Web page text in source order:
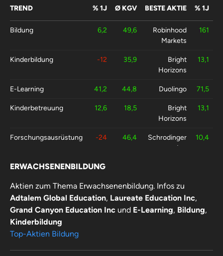
TREND % 1J Ø KGV BESTE AKTIE % 1J
Bildung 6,2 49,6
Robinhood
Markets
161
Kinderbildung -12 35,9
Bright
Horizons
13,1
E-Learning 41,2 44,8 Duolingo 71,5
Kinderbetreuung 12,6 18,5
Bright
Horizons
13,1
Forschungsausrüstung -24 46,4
Schrodinger
Inc
10,4
Interaktive
10,3
ERWACHSENENBILDUNG
Aktien zum Thema Erwachsenenbildung. Infos zu
Adtalem Global Education, Laureate Education Inc,
Grand Canyon Education Inc und E-Learning, Bildung,
Kinderbildung
Top-Aktien Bildung